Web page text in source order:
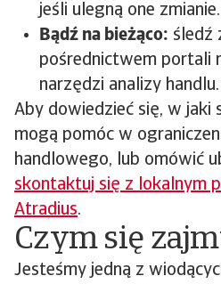
jeśli ulegną one zmianie.
Bądź na bieżąco: śledź
pośrednictwem portali
narzędzi analizy handlu.
Aby dowiedzieć się, w jaki
mogą pomóc w
handlowego, lub omówić
skontaktuj się z lokalnym
Atradius.
Czym się
Jesteśmy jedną z